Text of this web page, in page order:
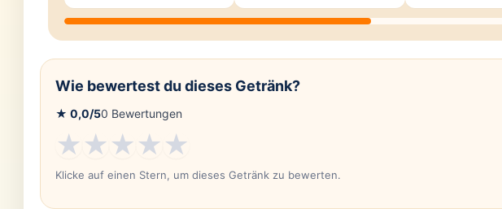
Wie bewertest du dieses Getränk?
★ 0,0/50 Bewertungen
★★★★★
Klicke auf einen Stern, um dieses Getränk zu bewerten.